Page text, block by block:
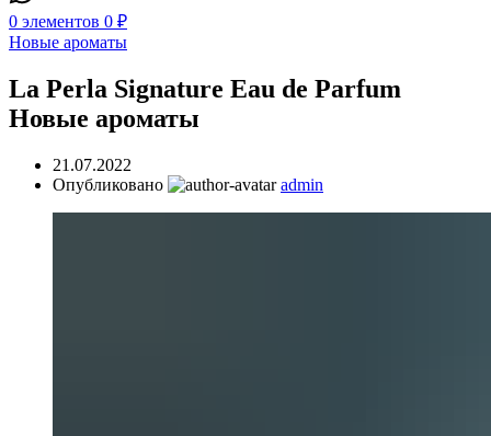
0 элементов 0 ₽
Новые ароматы
La Perla Signature Eau de Parfum
Новые ароматы
21.07.2022
Опубликовано
admin